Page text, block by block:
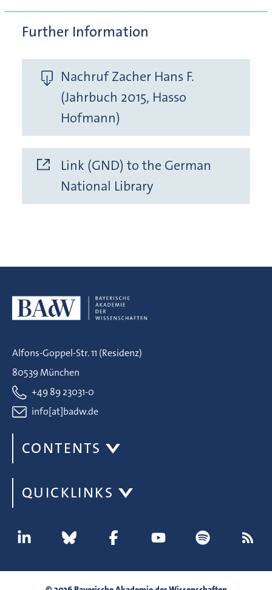
Further Information
Nachruf Zacher Hans F.
(Jahrbuch 2015, Hasso
Hofmann)
Link (GND) to the German
National Library
Alfons-Goppel-Str. 11 (Residenz)
80539 München
+49 89 23031-0
info[at]badw.de
CONTENTS
QUICKLINKS